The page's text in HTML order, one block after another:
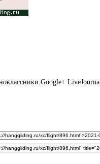
Google+